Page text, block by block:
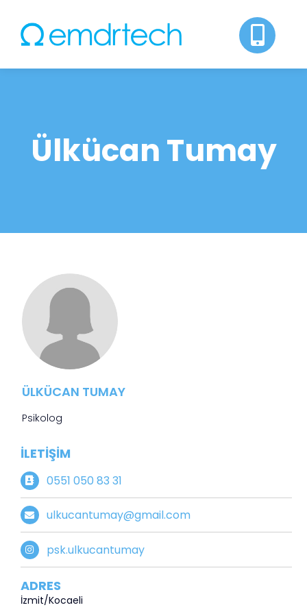
content
Ülkücan Tumay
ÜLKÜCAN TUMAY
Psikolog
İLETIŞIM
0551 050 83 31
ulkucantumay@gmail.com
psk.ulkucantumay
ADRES
İzmit/Kocaeli